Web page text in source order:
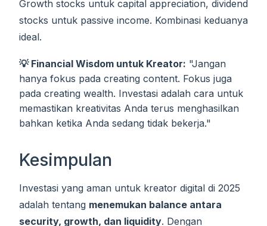
Growth stocks untuk capital appreciation, dividend
stocks untuk passive income. Kombinasi keduanya
ideal.
💡 Financial Wisdom untuk Kreator: "Jangan
hanya fokus pada creating content. Fokus juga
pada creating wealth. Investasi adalah cara untuk
memastikan kreativitas Anda terus menghasilkan
bahkan ketika Anda sedang tidak bekerja."
Kesimpulan
Investasi yang aman untuk kreator digital di 2025
adalah tentang menemukan balance antara
security, growth, dan liquidity. Dengan